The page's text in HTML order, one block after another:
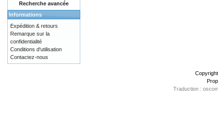
Recherche avancée
Informations
Expédition & retours
Remarque sur la
confidentialité
Conditions d'utilisation
Contactez-nous
Traduction :